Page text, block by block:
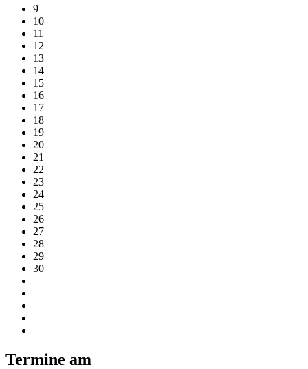
9
10
11
12
13
14
15
16
17
18
19
20
21
22
23
24
25
26
27
28
29
30
Termine am